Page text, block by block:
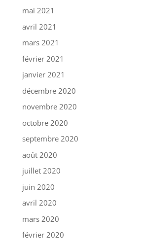
mai 2021
avril 2021
mars 2021
février 2021
janvier 2021
décembre 2020
novembre 2020
octobre 2020
septembre 2020
août 2020
juillet 2020
juin 2020
avril 2020
mars 2020
février 2020